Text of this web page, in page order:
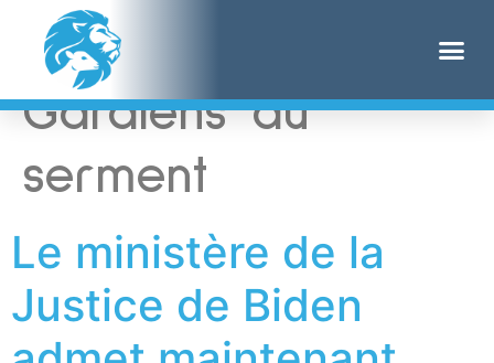
Étiquette :
Gardiens du
serment
Le ministère de la
Justice de Biden